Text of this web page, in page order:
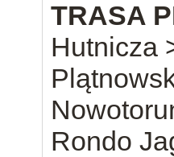
TRASA
Hutnicza
Rondo